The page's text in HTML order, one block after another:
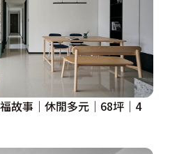
故事｜休閒多元｜68坪｜4